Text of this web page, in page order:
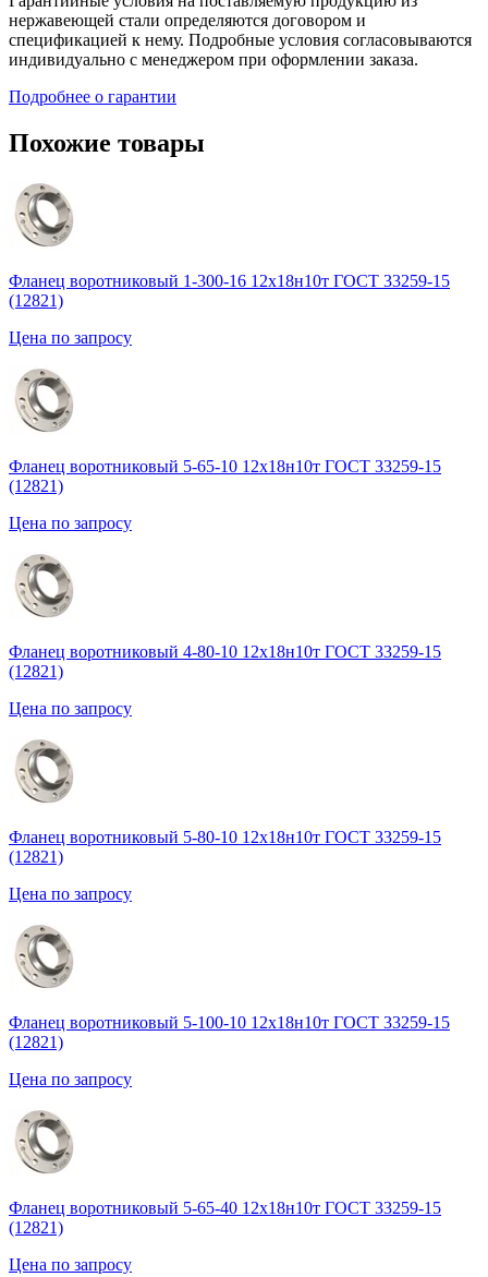
нержавеющей стали определяются договором и
спецификацией к нему. Подробные условия согласовываются
индивидуально с менеджером при оформлении заказа.
Подробнее о гарантии
Похожие товары
Фланец воротниковый 1-300-16 12х18н10т ГОСТ 33259-15
(12821)
Цена по запросу
Фланец воротниковый 5-65-10 12х18н10т ГОСТ 33259-15
(12821)
Цена по запросу
Фланец воротниковый 4-80-10 12х18н10т ГОСТ 33259-15
(12821)
Цена по запросу
Фланец воротниковый 5-80-10 12х18н10т ГОСТ 33259-15
(12821)
Цена по запросу
Фланец воротниковый 5-100-10 12х18н10т ГОСТ 33259-15
(12821)
Цена по запросу
Фланец воротниковый 5-65-40 12х18н10т ГОСТ 33259-15
(12821)
Цена по запросу